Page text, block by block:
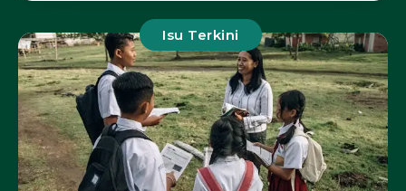
Isu Terkini